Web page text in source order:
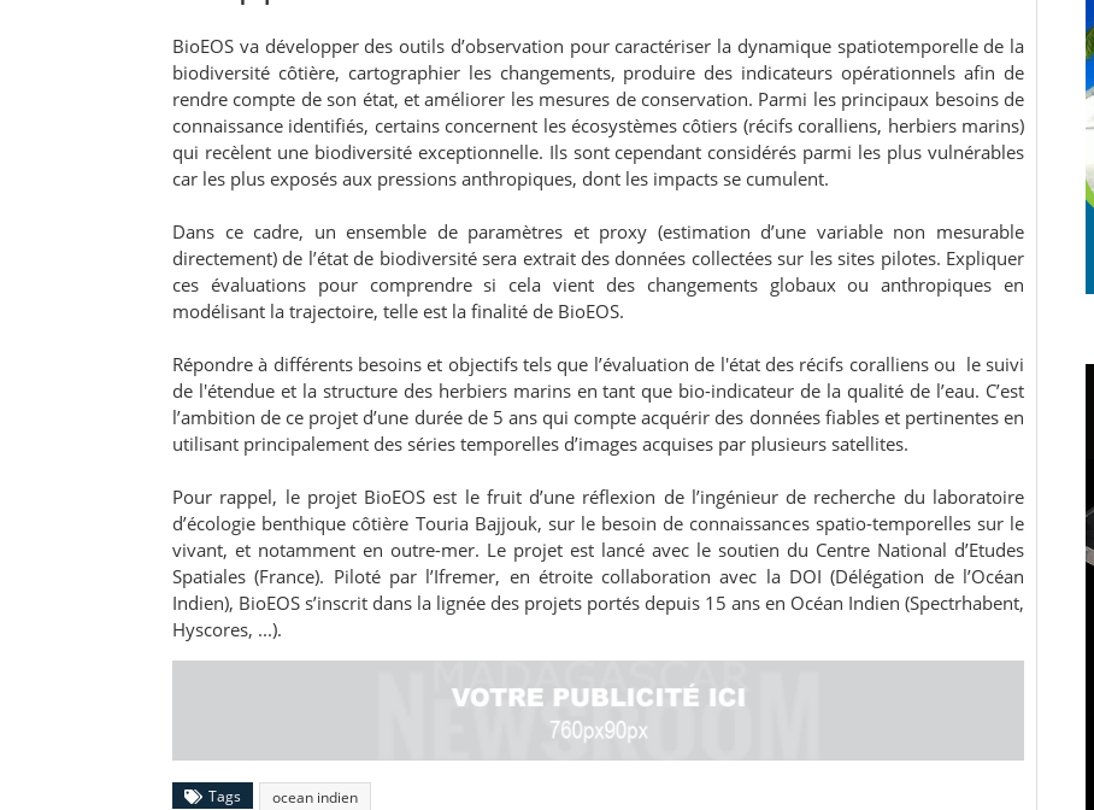
BioEOS va développer des outils d’observation pour caractériser la dynamique spatiotemporelle de la
biodiversité côtière, cartographier les changements, produire des indicateurs opérationnels afin de
rendre compte de son état, et améliorer les mesures de conservation. Parmi les principaux besoins de
connaissance identifiés, certains concernent les écosystèmes côtiers (récifs coralliens, herbiers marins)
qui recèlent une biodiversité exceptionnelle. Ils sont cependant considérés parmi les plus vulnérables
car les plus exposés aux pressions anthropiques, dont les impacts se cumulent.
Dans ce cadre, un ensemble de paramètres et proxy (estimation d’une variable non mesurable
directement) de l’état de biodiversité sera extrait des données collectées sur les sites pilotes. Expliquer
ces évaluations pour comprendre si cela vient des changements globaux ou anthropiques en
modélisant la trajectoire, telle est la finalité de BioEOS.
Répondre à différents besoins et objectifs tels que l’évaluation de l'état des récifs coralliens ou le suivi
de l'étendue et la structure des herbiers marins en tant que bio-indicateur de la qualité de l’eau. C’est
l’ambition de ce projet d’une durée de 5 ans qui compte acquérir des données fiables et pertinentes en
utilisant principalement des séries temporelles d’images acquises par plusieurs satellites.
Pour rappel, le projet BioEOS est le fruit d’une réflexion de l’ingénieur de recherche du laboratoire
d’écologie benthique côtière Touria Bajjouk, sur le besoin de connaissances spatio-temporelles sur le
vivant, et notamment en outre-mer. Le projet est lancé avec le soutien du Centre National d’Etudes
Spatiales (France). Piloté par l’Ifremer, en étroite collaboration avec la DOI (Délégation de l’Océan
Indien), BioEOS s’inscrit dans la lignée des projets portés depuis 15 ans en Océan Indien (Spectrhabent,
Hyscores, ...).
Tags ocean indien